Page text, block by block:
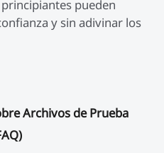
principiantes pueden
y sin adivinar los
Archivos de Prueba